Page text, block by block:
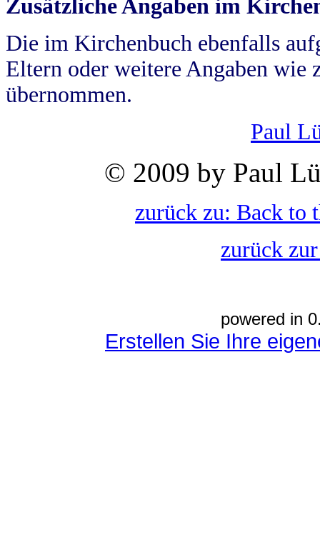
Zusätzliche Angaben im
Die im Kirchenbuch ebenfalls
Eltern oder weitere Angaben wie
übernommen.
Paul
© 2009 by Paul
zurück zu: Back to
zurück
powered in
Erstellen Sie Ihre